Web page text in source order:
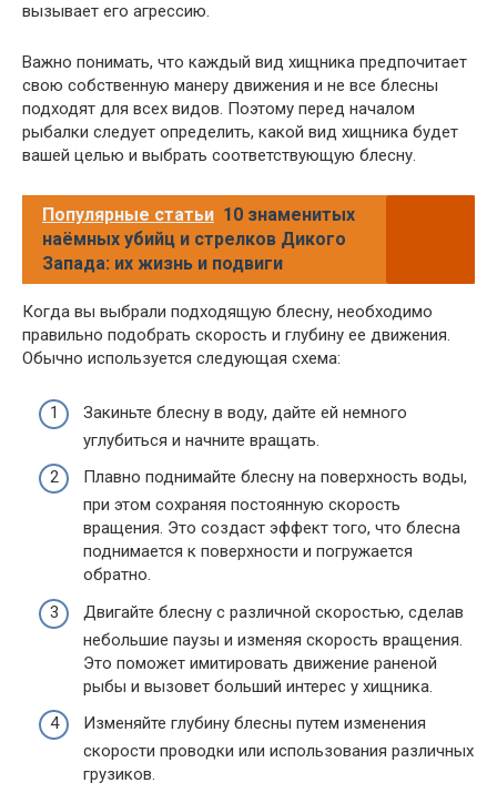
вызывает его агрессию.
Важно понимать, что каждый вид хищника предпочитает
свою собственную манеру движения и не все блесны
подходят для всех видов. Поэтому перед началом
рыбалки следует определить, какой вид хищника будет
вашей целью и выбрать соответствующую блесну.
Популярные статьи 10 знаменитых
наёмных убийц и стрелков Дикого
Запада: их жизнь и подвиги
Когда вы выбрали подходящую блесну, необходимо
правильно подобрать скорость и глубину ее движения.
Обычно используется следующая схема:
Закиньте блесну в воду, дайте ей немного
углубиться и начните вращать.
Плавно поднимайте блесну на поверхность воды,
при этом сохраняя постоянную скорость
вращения. Это создаст эффект того, что блесна
поднимается к поверхности и погружается
обратно.
Двигайте блесну с различной скоростью, сделав
небольшие паузы и изменяя скорость вращения.
Это поможет имитировать движение раненой
рыбы и вызовет больший интерес у хищника.
Изменяйте глубину блесны путем изменения
скорости проводки или использования различных
грузиков.